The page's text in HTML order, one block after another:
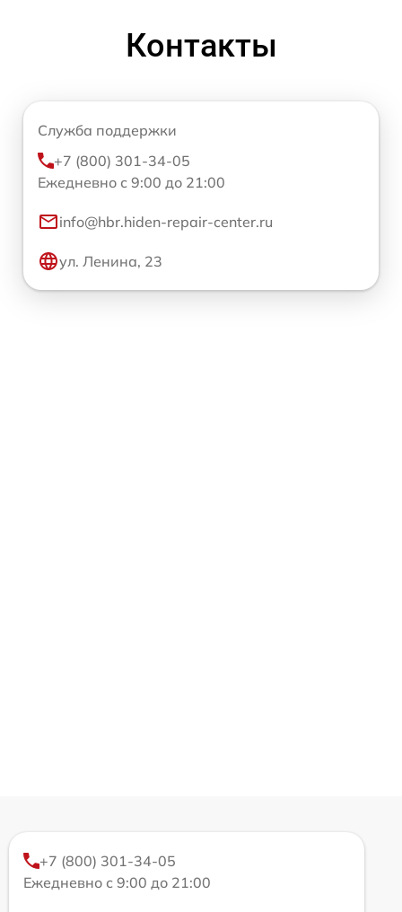
Контакты
Служба поддержки
+7 (800) 301-34-05
Ежедневно с 9:00 до 21:00
info@hbr.hiden-repair-center.ru
ул. Ленина, 23
+7 (800) 301-34-05
Ежедневно с 9:00 до 21:00